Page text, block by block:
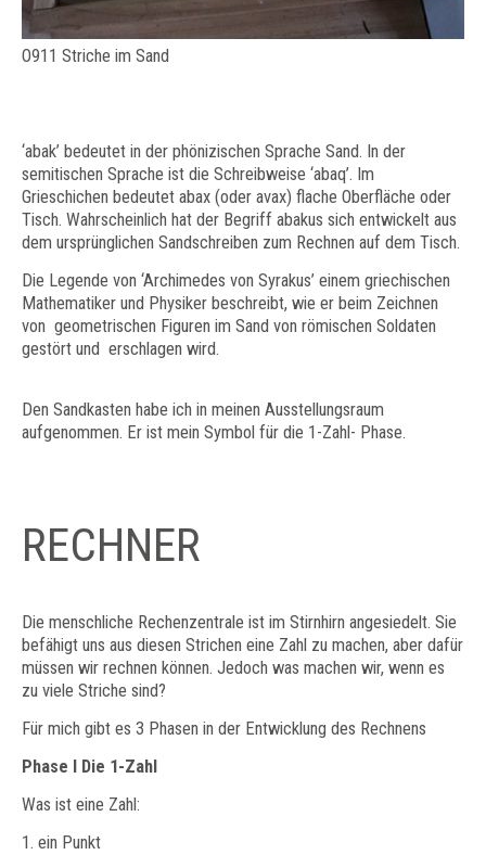
O911 Striche im Sand
‘abak’ bedeutet in der phönizischen Sprache Sand. In der
semitischen Sprache ist die Schreibweise ‘abaq’. Im
Grieschichen bedeutet abax (oder avax) flache Oberfläche oder
Tisch. Wahrscheinlich hat der Begriff abakus sich entwickelt aus
dem ursprünglichen Sandschreiben zum Rechnen auf dem Tisch.
Die Legende von ‘Archimedes von Syrakus’ einem griechischen
Mathematiker und Physiker beschreibt, wie er beim Zeichnen
von geometrischen Figuren im Sand von römischen Soldaten
gestört und erschlagen wird.
Den Sandkasten habe ich in meinen Ausstellungsraum
aufgenommen. Er ist mein Symbol für die 1-Zahl- Phase.
RECHNER
Die menschliche Rechenzentrale ist im Stirnhirn angesiedelt. Sie
befähigt uns aus diesen Strichen eine Zahl zu machen, aber dafür
müssen wir rechnen können. Jedoch was machen wir, wenn es
zu viele Striche sind?
Für mich gibt es 3 Phasen in der Entwicklung des Rechnens
Phase I Die 1-Zahl
Was ist eine Zahl:
1. ein Punkt